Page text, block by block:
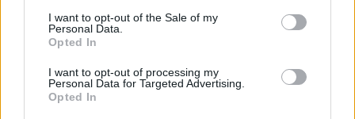
I want to opt-out of the Sale of my
Personal Data.
Opted In
I want to opt-out of processing my
Personal Data for Targeted Advertising.
Opted In
document.getElementsByTagName('script')[0];
scpt.parentNode.insertBefore(elem, scpt);
window._qevents.push({